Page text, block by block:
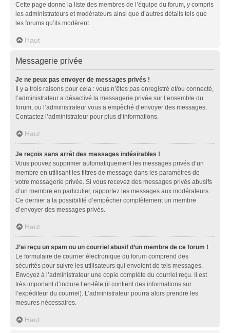
Cette page donne la liste des membres de l’équipe du forum, y compris
les administrateurs et modérateurs ainsi que d’autres détails tels que
les forums qu’ils modèrent.
Haut
Messagerie privée
Je ne peux pas envoyer de messages privés !
Il y a trois raisons pour cela : vous n’êtes pas enregistré et/ou connecté,
l’administrateur a désactivé la messagerie privée sur l’ensemble du
forum, ou l’administrateur vous a empêché d’envoyer des messages.
Contactez l’administrateur pour plus d’informations.
Haut
Je reçois sans arrêt des messages indésirables !
Vous pouvez supprimer automatiquement les messages privés d’un
membre en utilisant les filtres de message dans les paramètres de
votre messagerie privée. Si vous recevez des messages privés abusifs
d’un membre en particulier, rapportez les messages aux modérateurs.
Ce dernier a la possibilité d’empêcher complètement un membre
d’envoyer des messages privés.
Haut
J’ai reçu un spam ou un courriel abusif d’un membre de ce forum !
Le formulaire de courrier électronique du forum comprend des
sécurités pour suivre les utilisateurs qui envoient de tels messages.
Envoyez à l’administrateur une copie complète du courriel reçu. Il est
très important d’inclure l’en-tête (il contient des informations sur
l’expéditeur du courriel). L’administrateur pourra alors prendre les
mesures nécessaires.
Haut